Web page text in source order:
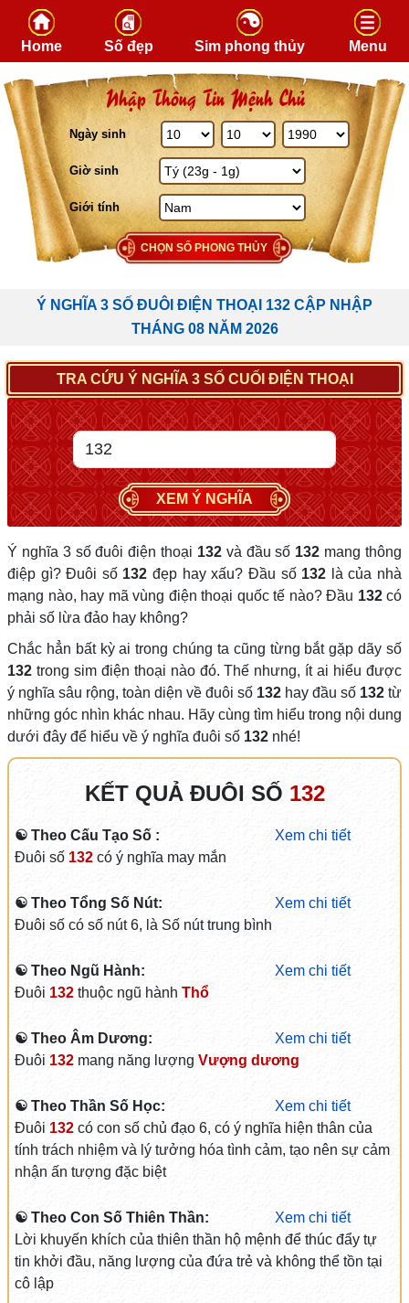
Skip to content
Home Số đẹp Sim phong thủy Menu
Nhập Thông Tin Mệnh Chủ
Ngày sinh
Giờ sinh
Giới tính
CHỌN SỐ PHONG THỦY
Ý NGHĨA 3 SỐ ĐUÔI ĐIỆN THOẠI 132 CẬP NHẬP
THÁNG 08 NĂM 2026
TRA CỨU Ý NGHĨA 3 SỐ CUỐI ĐIỆN THOẠI
XEM Ý NGHĨA
Ý nghĩa 3 số đuôi điện thoại 132và đầu số 132 mang thông
điệp gì? Đuôi số 132 đẹp hay xấu? Đầu số 132 là của nhà
mạng nào, hay mã vùng điện thoại quốc tế nào? Đầu 132có
phải số lừa đảo hay không?
Chắc hẳn bất kỳ ai trong chúng ta cũng từng bắt gặp dãy số
132 trong sim điện thoại nào đó. Thế nhưng, ít ai hiểu được
ý nghĩa sâu rộng, toàn diện về đuôi số 132 hay đầu số 132 từ
những góc nhìn khác nhau. Hãy cùng tìm hiểu trong nội dung
dưới đây để hiểu về ý nghĩa đuôi số 132 nhé!
KẾT QUẢ ĐUÔI SỐ 132
☯ Theo Cấu Tạo Số :
Xem chi tiết
Đuôi số 132có ý nghĩa may mắn
☯ Theo Tổng Số Nút:
Xem chi tiết
Đuôi số có số nút 6, là Số nút trung bình
☯ Theo Ngũ Hành:
Xem chi tiết
Đuôi 132thuộc ngũ hành Thổ
☯ Theo Âm Dương:
Xem chi tiết
Đuôi 132mang năng lượng Vượng dương
☯ Theo Thần Số Học:
Xem chi tiết
Đuôi 132có con số chủ đạo 6, có ý nghĩa hiện thân của
tính trách nhiệm và lý tưởng hóa tình cảm, tạo nên sự cảm
nhận ấn tượng đặc biệt
☯ Theo Con Số Thiên Thần:
Xem chi tiết
Lời khuyến khích của thiên thần hộ mệnh để thúc đẩy tự
tin khởi đầu, năng lượng của đứa trẻ và không thể tồn tại
cô lập